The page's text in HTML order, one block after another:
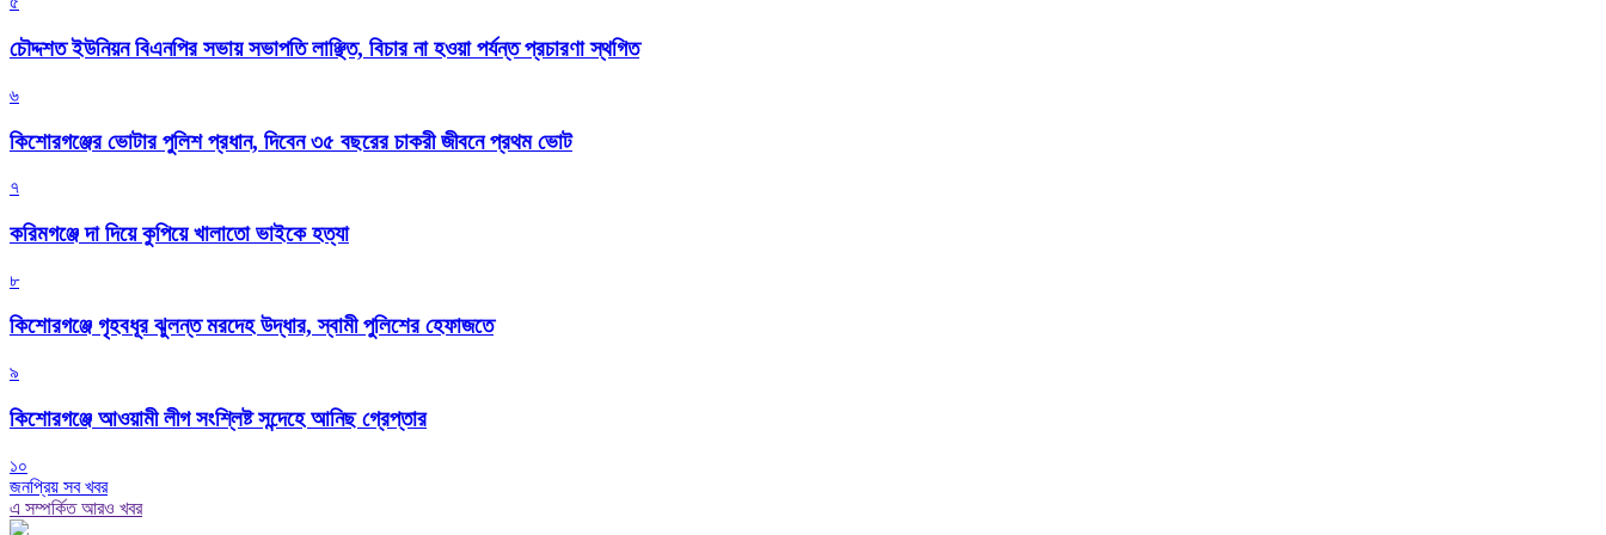
চৌদ্দশত ইউনিয়ন বিএনপির সভায় সভাপতি লাঞ্ছিত, বিচার না হওয়া পর্যন্ত প্রচারণা স্থগিত
৬
কিশোরগঞ্জের ভোটার পুলিশ প্রধান, দিবেন ৩৫ বছরের চাকরী জীবনে প্রথম ভোট
৭
করিমগঞ্জে দা দিয়ে কুপিয়ে খালাতো ভাইকে হত্যা
৮
কিশোরগঞ্জে গৃহবধূর ঝুলন্ত মরদেহ উদ্ধার, স্বামী পুলিশের হেফাজতে
৯
কিশোরগঞ্জে আওয়ামী লীগ সংশ্লিষ্ট সন্দেহে আনিছ গ্রেপ্তার
১০
জনপ্রিয় সব খবর
এ সম্পর্কিত আরও খবর